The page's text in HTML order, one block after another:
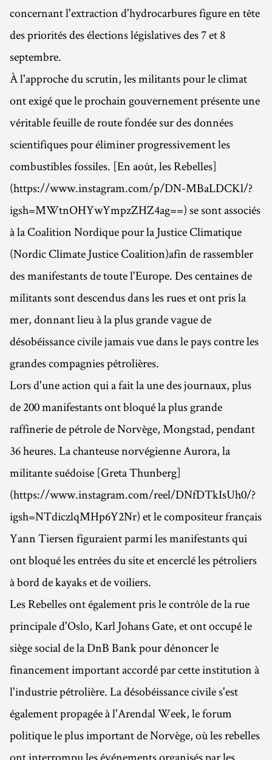
concernant l'extraction d'hydrocarbures figure en tête
des priorités des élections législatives des 7 et 8
septembre.
À l'approche du scrutin, les militants pour le climat
ont exigé que le prochain gouvernement présente une
véritable feuille de route fondée sur des données
scientifiques pour éliminer progressivement les
combustibles fossiles. [En août, les Rebelles]
(https://www.instagram.com/p/DN-MBaLDCKl/?
igsh=MWtnOHYwYmpzZHZ4ag==) se sont associés
à la Coalition Nordique pour la Justice Climatique
(Nordic Climate Justice Coalition)afin de rassembler
des manifestants de toute l'Europe. Des centaines de
militants sont descendus dans les rues et ont pris la
mer, donnant lieu à la plus grande vague de
désobéissance civile jamais vue dans le pays contre les
grandes compagnies pétrolières.
Lors d'une action qui a fait la une des journaux, plus
de 200 manifestants ont bloqué la plus grande
raffinerie de pétrole de Norvège, Mongstad, pendant
36 heures. La chanteuse norvégienne Aurora, la
militante suédoise [Greta Thunberg]
(https://www.instagram.com/reel/DNfDTkIsUh0/?
igsh=NTdiczlqMHp6Y2Nr) et le compositeur français
Yann Tiersen figuraient parmi les manifestants qui
ont bloqué les entrées du site et encerclé les pétroliers
à bord de kayaks et de voiliers.
Les Rebelles ont également pris le contrôle de la rue
principale d'Oslo, Karl Johans Gate, et ont occupé le
siège social de la DnB Bank pour dénoncer le
financement important accordé par cette institution à
l'industrie pétrolière. La désobéissance civile s'est
également propagée à l'Arendal Week, le forum
politique le plus important de Norvège, où les rebelles